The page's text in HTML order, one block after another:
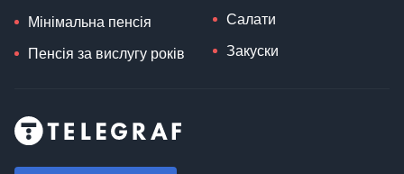
Мінімальна пенсія
Пенсія за вислугу років
Салати
Закуски